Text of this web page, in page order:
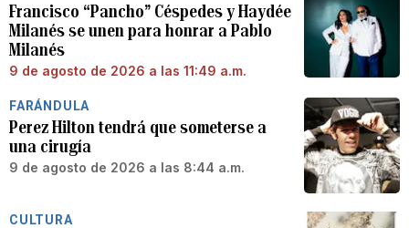
Francisco “Pancho” Céspedes y Haydée
Milanés se unen para honrar a Pablo
Milanés
9 de agosto de 2026 a las 11:49 a.m.
FARÁNDULA
Perez Hilton tendrá que someterse a
una cirugía
9 de agosto de 2026 a las 8:44 a.m.
CULTURA